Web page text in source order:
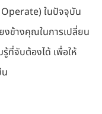
ในปัจจุบัน
งข้างคุณในการเปลี่ยน
ที่จับต้องได้ เพื่อให้